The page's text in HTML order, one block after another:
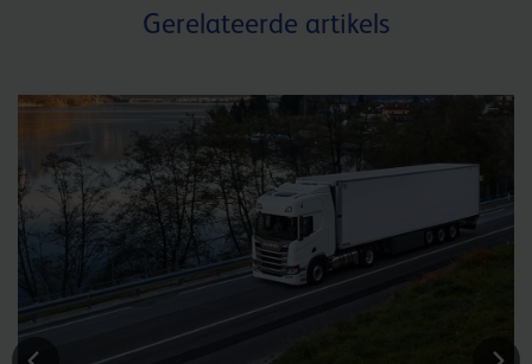
Gerelateerde artikels